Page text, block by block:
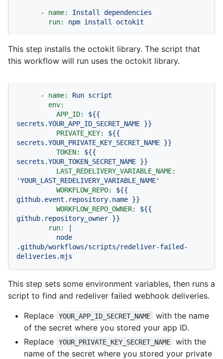
- name: Install
dependencies
run:
npm install octokit
This step installs the octokit library. The script that
this workflow will run uses the octokit library.
- name: Run script
env:
APP_ID:
${{
secrets.YOUR_APP_ID_SECRET_NAME }}
PRIVATE_KEY:
${{
secrets.YOUR_PRIVATE_KEY_SECRET_NAME }}
TOKEN:
${{
secrets.YOUR_TOKEN_SECRET_NAME }}
LAST_REDELIVERY_VARIABLE_NAME:
'YOUR_LAST_REDELIVERY_VARIABLE_NAME'
WORKFLOW_REPO:
${{
github.event.repository.name }}
WORKFLOW_REPO_OWNER:
${{
github.repository_owner }}
run:
|
node
.github/workflows/scripts/redeliver-failed-
deliveries.mjs
This step sets some environment variables, then runs a
script to find and redeliver failed webhook deliveries.
Replace
YOUR_APP_ID_SECRET_NAME
with the name
of the secret where you stored your app ID.
Replace
YOUR_PRIVATE_KEY_SECRET_NAME
with the
name of the secret where you stored your private